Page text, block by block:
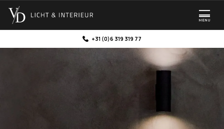
MENU
+31 (0)6 319 319 77